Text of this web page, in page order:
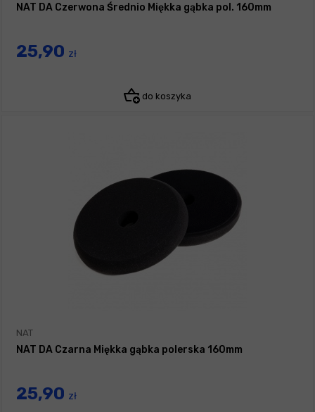
NAT DA Czerwona Średnio Miękka gąbka pol. 160mm
25,90 zł
do koszyka
NAT
NAT DA Czarna Miękka gąbka polerska 160mm
25,90 zł